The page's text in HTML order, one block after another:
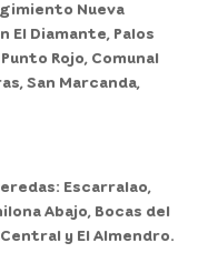
Nueva
El Diamante, Palos
Rojo, Comunal
San Marcanda,
Escarralao,
Abajo, Bocas del
y El Almendro.